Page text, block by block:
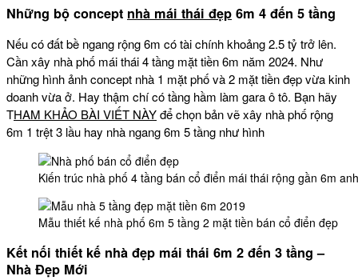
Những bộ concept nhà mái thái đẹp 6m 4 đến 5 tầng
Nếu có đất bề ngang rộng 6m có tài chính khoảng 2.5 tỷ trở lên.
Cần xây nhà phố mái thái 4 tầng mặt tiền 6m năm 2024. Như
những hình ảnh concept nhà 1 mặt phố và 2 mặt tiền đẹp vừa kinh
doanh vừa ở. Hay thậm chí có tầng hầm làm gara ô tô. Bạn hãy
THAM KHẢO BÀI VIẾT NÀYđể chọn bản vẽ xây nhà phố rộng
6m 1 trệt 3 lầu hay nhà ngang 6m 5 tầng như hình
Kiến trúc nhà phố 4 tầng bán cổ điển mái thái rộng gần 6m
Mẫu thiết kế nhà phố 6m 5 tầng 2 mặt tiền bán cổ điển đẹp
Kết nối thiết kế nhà đẹp mái thái 6m 2 đến 3 tầng –
Nhà Đẹp Mới